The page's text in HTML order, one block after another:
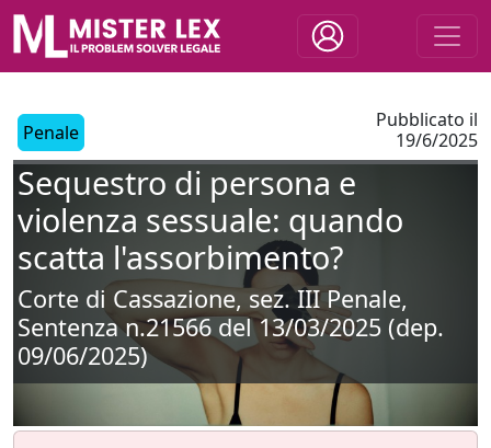
Penale
Pubblicato il
19/6/2025
Sequestro di persona e
violenza sessuale: quando
scatta l'assorbimento?
Corte di Cassazione, sez. III Penale,
Sentenza n.21566 del 13/03/2025 (dep.
09/06/2025)